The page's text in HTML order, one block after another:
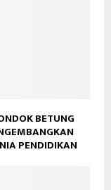
BETUNG
PENDIDIKAN